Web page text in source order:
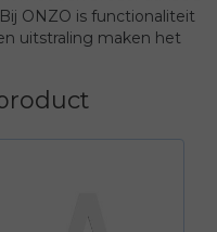
ONZO is functionaliteit
uitstraling maken het